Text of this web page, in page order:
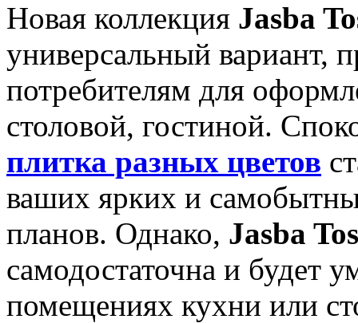
Новая коллекция Jasba
универсальный вариант,
потребителям для
столовой, гостиной.
плитка разных цветов
ваших ярких и
планов. Однако, Jasba
самодостаточна и будет
помещениях кухни или